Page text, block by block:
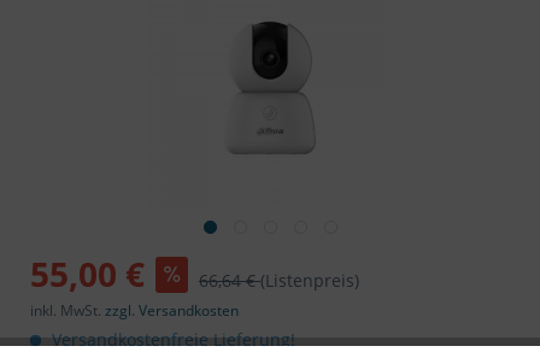
55,00 € 66,64 €(Listenpreis)
inkl. MwSt. zzgl. Versandkosten
Versandkostenfreie Lieferung!